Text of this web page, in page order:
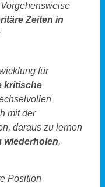
Zeiten in
für
kritische
mit der
daraus zu lernen
wiederholen,
Position